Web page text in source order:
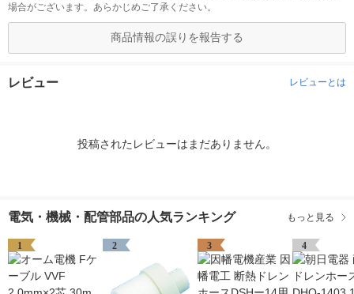
場合がございます。あらかじめご了承ください。
商品情報の誤りを報告する
レビュー レビューとは
投稿されたレビューはまだありません。
電気・機械・配管部品の人気ランキング もっと見る
1 2 3 4